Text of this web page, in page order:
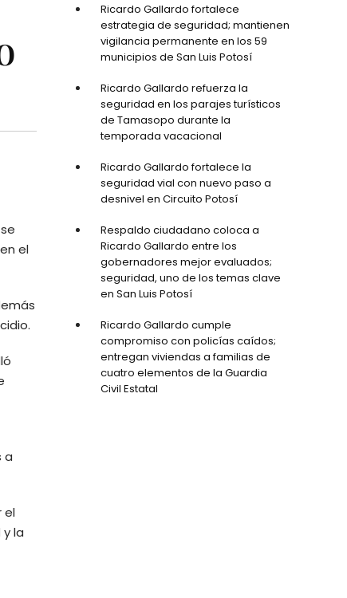
el
a
el
la
Ricardo Gallardo fortalece
estrategia de seguridad; mantienen
vigilancia permanente en los 59
municipios de San Luis Potosí
Ricardo Gallardo refuerza la
seguridad en los parajes turísticos
de Tamasopo durante la
temporada vacacional
Ricardo Gallardo fortalece la
seguridad vial con nuevo paso a
desnivel en Circuito Potosí
Respaldo ciudadano coloca a
Ricardo Gallardo entre los
gobernadores mejor evaluados;
seguridad, uno de los temas clave
en San Luis Potosí
Ricardo Gallardo cumple
compromiso con policías caídos;
entregan viviendas a familias de
cuatro elementos de la Guardia
Civil Estatal